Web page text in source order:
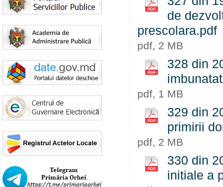
de
prescolara.pdf
pdf, 2 MB
328 din
pdf, 1 MB
329 din
primirii
pdf, 2 MB
330 din
initiale a